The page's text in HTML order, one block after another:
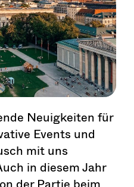
Neuigkeiten für
Events und
mit uns
in diesem Jahr